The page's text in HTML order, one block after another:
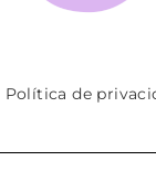
Política de